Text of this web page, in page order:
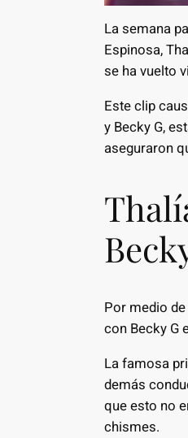
La semana
Espinosa,
se ha vuelto
Este clip
y Becky G,
aseguraron
Por medio
con Becky G
La famosa
demás
que esto no
chismes.